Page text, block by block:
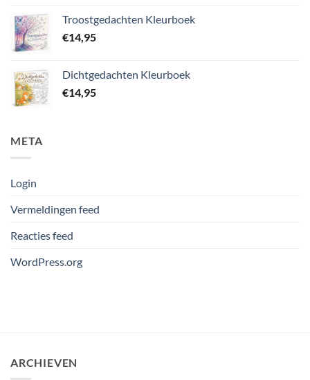
Troostgedachten Kleurboek
€14,95
Dichtgedachten Kleurboek
€14,95
META
Login
Vermeldingen feed
Reacties feed
WordPress.org
ARCHIEVEN